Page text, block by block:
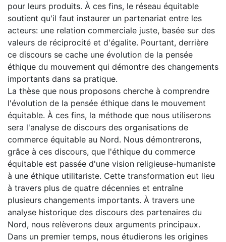
pour leurs produits. À ces fins, le réseau équitable
soutient qu'il faut instaurer un partenariat entre les
acteurs: une relation commerciale juste, basée sur des
valeurs de réciprocité et d'égalite. Pourtant, derrière
ce discours se cache une évolution de la pensée
éthique du mouvement qui démontre des changements
importants dans sa pratique.
La thèse que nous proposons cherche à comprendre
l'évolution de la pensée éthique dans le mouvement
équitable. À ces fins, la méthode que nous utiliserons
sera l'analyse de discours des organisations de
commerce équitable au Nord. Nous démontrerons,
grâce à ces discours, que l'éthique du commerce
équitable est passée d'une vision religieuse-humaniste
à une éthique utilitariste. Cette transformation eut lieu
à travers plus de quatre décennies et entraîne
plusieurs changements importants. À travers une
analyse historique des discours des partenaires du
Nord, nous relèverons deux arguments principaux.
Dans un premier temps, nous étudierons les origines